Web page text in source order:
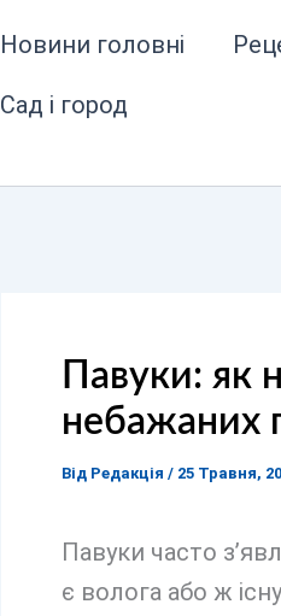
Новини головні
Сад і город
Павуки: як
небажаних
Від Редакція / 25 Травня,
Павуки часто
є волога або ж